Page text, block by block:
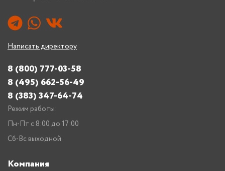
Написать директору
8 (800) 777-03-58
8 (495) 662-56-49
8 (383) 347-64-74
Режим работы:
Пн-Пт с 8:00 до 17:00
Сб-Вс выходной
Компания